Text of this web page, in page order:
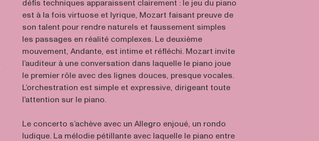
défis techniques apparaissent clairement : le jeu du piano
est à la fois virtuose et lyrique, Mozart faisant preuve de
son talent pour rendre naturels et faussement simples
les passages en réalité complexes. Le deuxième
mouvement, Andante, est intime et réfléchi. Mozart invite
l’auditeur à une conversation dans laquelle le piano joue
le premier rôle avec des lignes douces, presque vocales.
L’orchestration est simple et expressive, dirigeant toute
l’attention sur le piano.
Le concerto s’achève avec un Allegro enjoué, un rondo
ludique. La mélodie pétillante avec laquelle le piano entre